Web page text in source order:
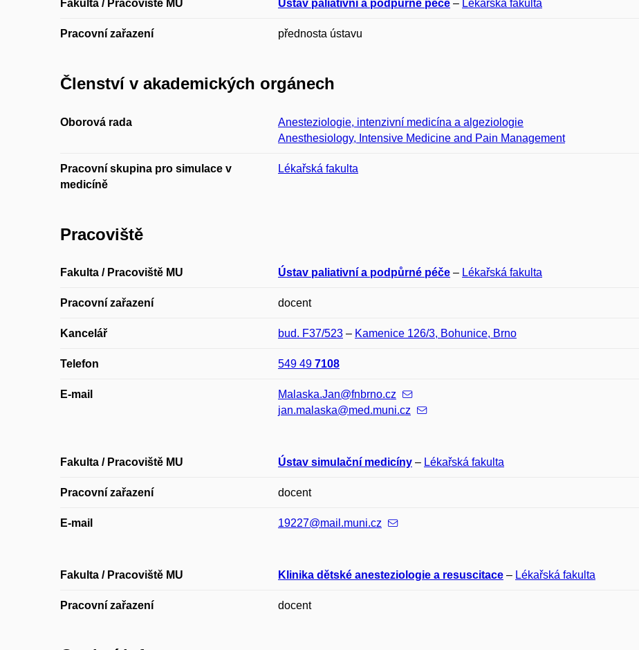
Fakulta / Pracoviště MU Ústav paliativní a podpůrné péče – Lékařská fakulta
Pracovní zařazení přednosta ústavu
Členství v akademických orgánech
Oborová rada
Anesteziologie, intenzivní medicína a algeziologie
Anesthesiology, Intensive Medicine and Pain Management
Pracovní skupina pro simulace v
medicíně
Lékařská fakulta
Pracoviště
Fakulta / Pracoviště MU Ústav paliativní a podpůrné péče – Lékařská fakulta
Pracovní zařazení docent
Kancelář bud. F37/523 – Kamenice 126/3, Bohunice, Brno
Telefon 549 49 7108
E-mail
Malaska.Jan@fnbrno.cz
jan.malaska@med.muni.cz
Fakulta / Pracoviště MU Ústav simulační medicíny – Lékařská fakulta
Pracovní zařazení docent
E-mail 19227@mail.muni.cz
Fakulta / Pracoviště MU Klinika dětské anesteziologie a resuscitace – Lékařská fakulta
Pracovní zařazení docent